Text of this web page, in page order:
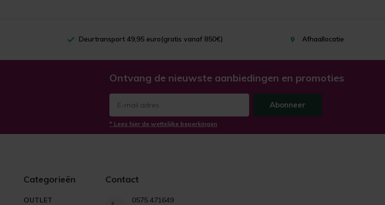
Deurtransport 49,95 euro(gratis vanaf 850€) Afhaallocatie
Ontvang de nieuwste aanbiedingen en promoties
Abonneer
* Lees hier de wettelijke beperkingen
Categorieën
OUTLET
Contact
0575 471649